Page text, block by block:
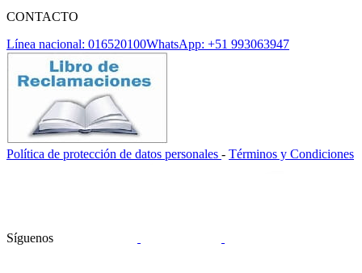
CONTACTO
Línea nacional: 016520100WhatsApp: +51 993063947
Política de protección de datos personales - Términos y Condiciones
Síguenos